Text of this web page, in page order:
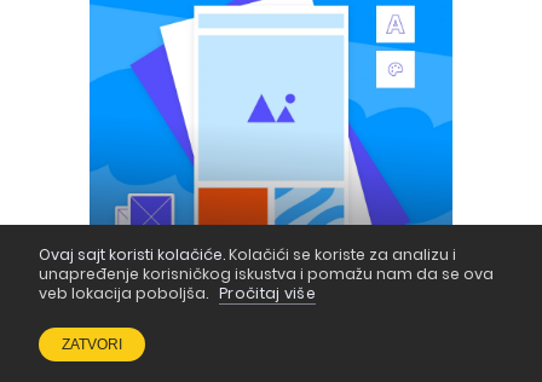
Kraj kupovine nije i kraj
Ovaj sajt koristi kolačiće.Kolačići se koriste za analizu i
unapređenje korisničkog iskustva i pomažu nam da se ova
veb lokacija poboljša. Pročitaj više
ZATVORI